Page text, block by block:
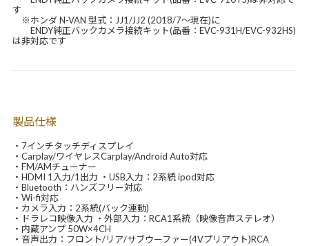
す
※ホンダ N-VAN 型式：JJ1/JJ2 (2018/7～現在)に
ENDY純正バックカメラ接続キット(品番：EVC-931H/EVC-932HS)
は非対応です
製品仕様
・7インチタッチディスプレイ
・Carplay/ワイヤレスCarplay/Android Auto対応
・FM/AMチューナー
・HDMI 1入力/1出力 ・USB入力：2系統 ipod対応
・Bluetooth：ハンズフリー対応
・Wi-fi対応
・カメラ入力：2系統(バック連動)
・ドラレコ映像入力 ・外部入力：RCA1系統（映像音声ステレオ）
・内蔵アンプ 50W×4CH
・音声出力：フロント/リア/サブウーファー(4Vプリアウト)RCA